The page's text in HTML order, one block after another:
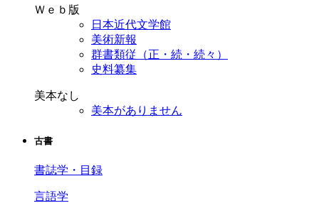
Ｗｅｂ版
日本近代文学館
美術新報
群書類従（正・続・続々）
史料纂集
美本なし
美本がありません
古書
書誌学・目録
言語学